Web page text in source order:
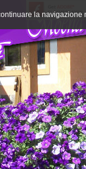
la navigazione